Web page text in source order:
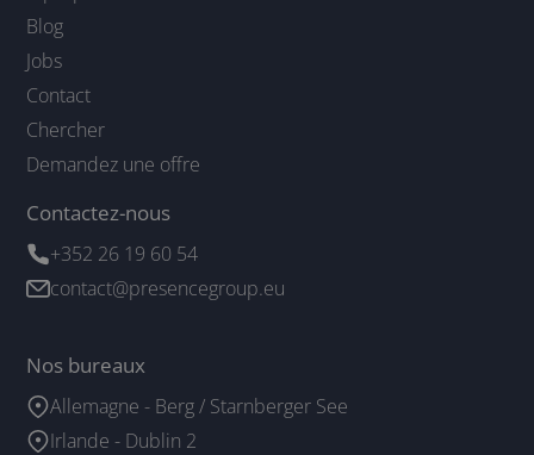
Blog
Jobs
Contact
Chercher
Demandez une offre
Contactez-nous
+352 26 19 60 54
contact@presencegroup.eu
Nos bureaux
Allemagne - Berg / Starnberger See
Irlande - Dublin 2